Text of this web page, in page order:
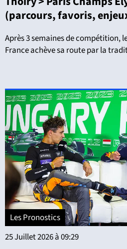
(parcours, favoris,
Après 3 semaines de compétition,
France achève sa route par la
Les Pronostics
25 Juillet 2026 à 09:29